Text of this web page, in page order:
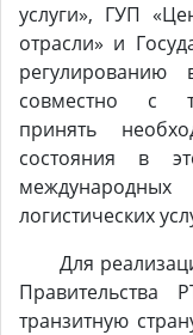
услуги», ГУП
отрасли» и
регулированию
совместно с
принять
состояния в
логистических
Для
транзитную